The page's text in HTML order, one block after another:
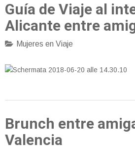
Guía de Viaje al
Alicante entre
Mujeres en Viaje
Brunch entre
Valencia